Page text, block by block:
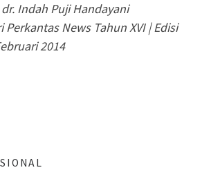
Indah Puji Handayani
News Tahun XVI | Edisi
2014